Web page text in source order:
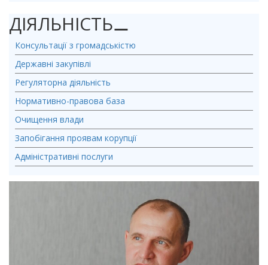
ДІЯЛЬНІСТЬ⚊
Консультації з громадськістю
Державні закупівлі
Регуляторна діяльність
Нормативно-правова база
Очищення влади
Запобігання проявам корупції
Адміністративні послуги